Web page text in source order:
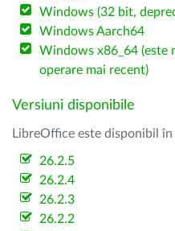
Windows (32 bit,
Windows Aarch64
Windows x86_64 (este
operare mai recent)
Versiuni disponibile
LibreOffice este disponibil
26.2.5
26.2.4
26.2.3
26.2.2